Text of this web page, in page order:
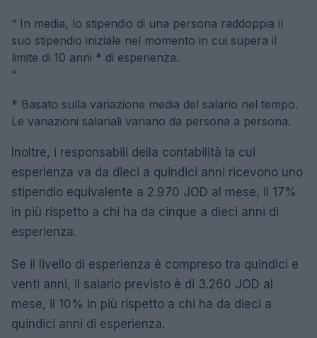
“ In media, lo stipendio di una persona raddoppia il
suo stipendio iniziale nel momento in cui supera il
limite di 10 anni * di esperienza.
“
* Basato sulla variazione media del salario nel tempo.
Le variazioni salariali variano da persona a persona.
Inoltre, i responsabili della contabilità la cui
esperienza va da dieci a quindici anni ricevono uno
stipendio equivalente a 2.970 JOD al mese, il 17%
in più rispetto a chi ha da cinque a dieci anni di
esperienza.
Se il livello di esperienza è compreso tra quindici e
venti anni, il salario previsto è di 3.260 JOD al
mese, il 10% in più rispetto a chi ha da dieci a
quindici anni di esperienza.